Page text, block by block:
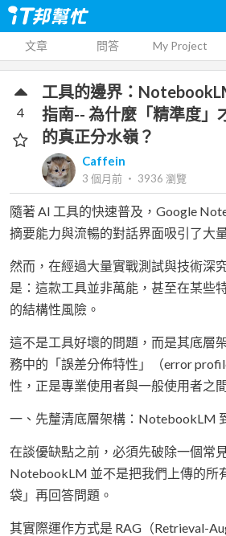
文章 問答 My Project
工具的邊界：
指南-- 為什麼「精準度」
的真正分水嶺？
Caffein
3 個月前 ‧ 3936 瀏覽
4
隨著 AI 工具的快速普及，Google
摘要能力與流暢的對話界面吸引了大
然而，在經過大量實戰測試與技術深
是：這款工具並非萬能，甚至在某些
的結構性風險。
這不是工具好壞的問題，而是其底層
務中的「誤差分佈特性」（error
性，正是專業使用者與一般使用者之
一、先釐清底層架構：NotebookLM
在談優缺點之前，必須先破除一個常
NotebookLM 並不是把我們上傳的所
袋」再回答問題。
其實際運作方式是 RAG（Retrieval-